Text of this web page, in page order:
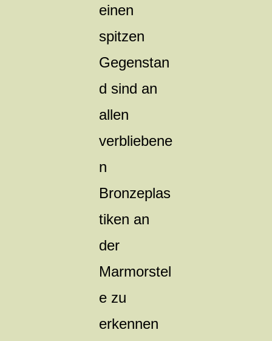
einen
spitzen
Gegenstan
d sind an
allen
verbliebene
n
Bronzeplas
tiken an
der
Marmorstel
e zu
erkennen